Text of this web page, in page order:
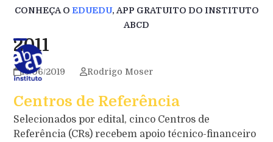
Skip
content
CONHEÇA O EDUEDU, APP GRATUITO DO INSTITUTO
ABCD
2011
13/06/2019 Rodrigo Moser
Centros de Referência
Selecionados por edital, cinco Centros de
Referência (CRs) recebem apoio técnico-financeiro